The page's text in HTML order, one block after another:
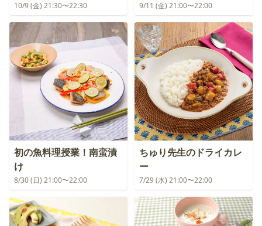
10/9 (金) 21:30〜22:30 9/11 (金) 21:00〜22:00
初の魚料理授業！南蛮漬
け
8/30 (日) 21:00〜22:00
ちゅり先生のドライカレ
ー
7/29 (水) 21:00〜22:00